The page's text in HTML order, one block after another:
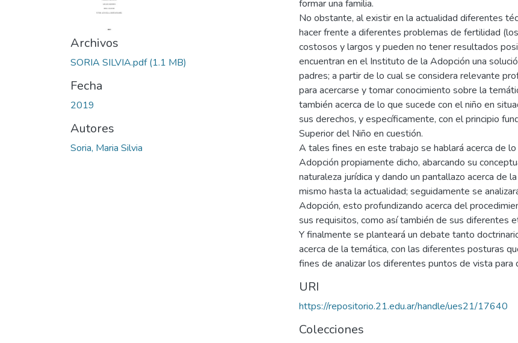
Archivos
SORIA SILVIA.pdf(1.1 MB)
Fecha
2019
Autores
Soria, Maria Silvia
formar una familia.
No obstante, al existir en la actualidad diferentes
hacer frente a diferentes problemas de fertilidad
costosos y largos y pueden no tener resultados
encuentran en el Instituto de la Adopción una
padres; a partir de lo cual se considera relevante
para acercarse y tomar conocimiento sobre la
también acerca de lo que sucede con el niño en
sus derechos, y específicamente, con el principio
Superior del Niño en cuestión.
A tales fines en este trabajo se hablará acerca de
Adopción propiamente dicho, abarcando su
naturaleza jurídica y dando un pantallazo acerca de
mismo hasta la actualidad; seguidamente se
Adopción, esto profundizando acerca del
sus requisitos, como así también de sus diferentes
Y finalmente se planteará un debate tanto
acerca de la temática, con las diferentes posturas
fines de analizar los diferentes puntos de vista para
URI
https://repositorio.21.edu.ar/handle/ues21/17640
Colecciones